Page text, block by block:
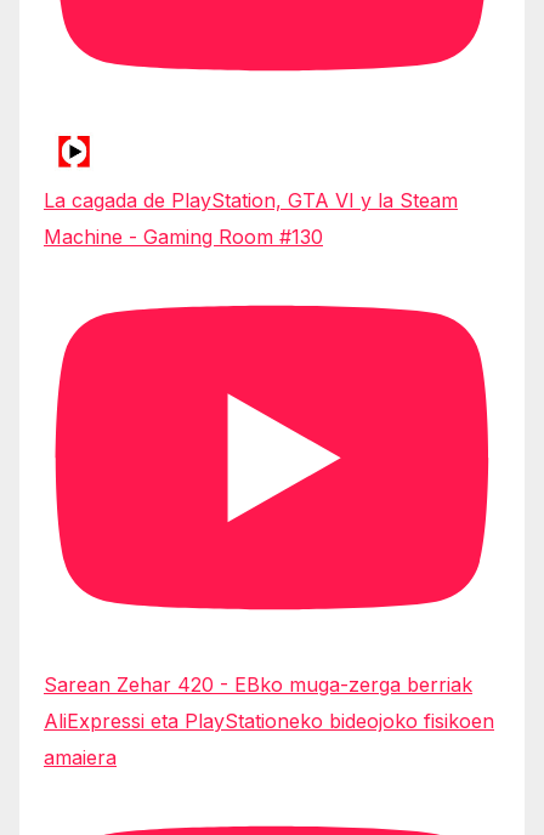
La cagada de PlayStation, GTA VI y la Steam
Machine - Gaming Room #130
Sarean Zehar 420 - EBko muga-zerga berriak
AliExpressi eta PlayStationeko bideojoko fisikoen
amaiera